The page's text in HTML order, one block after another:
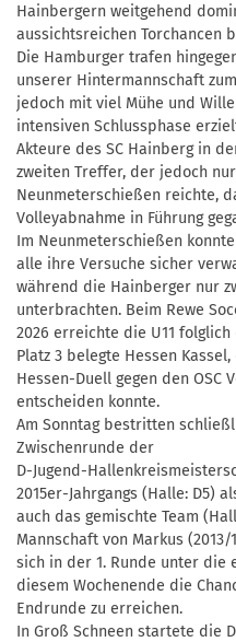
Hainbergern weitgehend
aussichtsreichen Torchancen
Die Hamburger trafen
unserer Hintermannschaft
jedoch mit viel Mühe und
intensiven Schlussphase
Akteure des SC Hainberg in
zweiten Treffer, der jedoch
Neunmeterschießen reichte,
Volleyabnahme in Führung
Im Neunmeterschießen
alle ihre Versuche sicher
während die Hainberger nur
unterbrachten. Beim Rewe
2026 erreichte die U11
Platz 3 belegte Hessen
Hessen-Duell gegen den OSC
entscheiden konnte.
Am Sonntag bestritten
Zwischenrunde der
D-Jugend-
2015er-Jahrgangs (Halle: D5)
auch das gemischte Team
Mannschaft von Markus
sich in der 1. Runde unter die
diesem Wochenende die
Endrunde zu erreichen.
In Groß Schneen startete die